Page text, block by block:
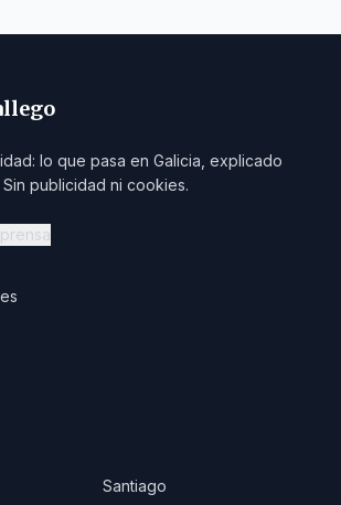
lo que pasa en Galicia, explicado
publicidad ni cookies.
Santiago